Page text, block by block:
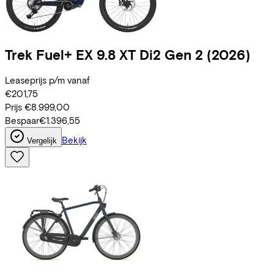
Trek Fuel+ EX 9.8 XT Di2 Gen 2 (2026)
Leaseprijs p/m vanaf
€201,75
Prijs €8.999,00
Bespaar€1.396,55
Vergelijk Bekijk